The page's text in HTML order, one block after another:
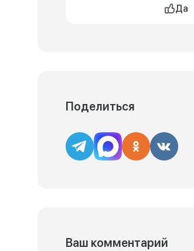
Да
Поделиться
Ваш комментарий